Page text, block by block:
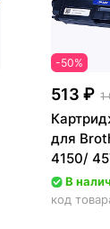
-50%
513 ₽ 1
для
4150/
9270,
9970
В
код